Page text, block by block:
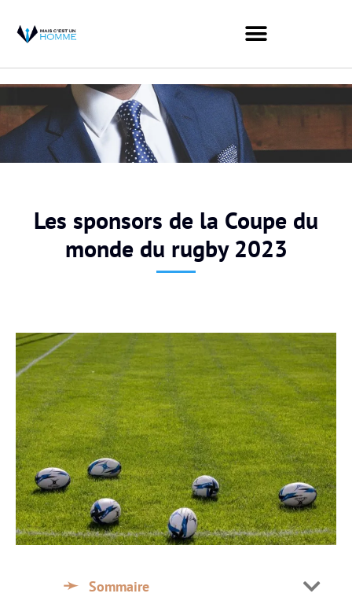
Les sponsors de la Coupe du
monde du rugby 2023
Sommaire